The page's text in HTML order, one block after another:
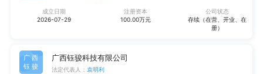
成立日期
2026-07-29
注册资本
100.00万元
公司状态
存续（在营、开业、在
册）
广西
钰骏
广西钰骏科技有限公司
法定代表人： 袁明利